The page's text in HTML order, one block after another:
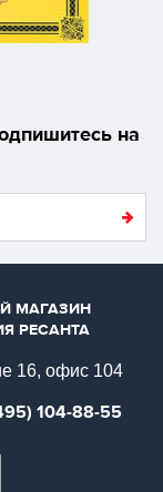
на
МАГАЗИН
РЕСАНТА
16, офис 104
104-88-55